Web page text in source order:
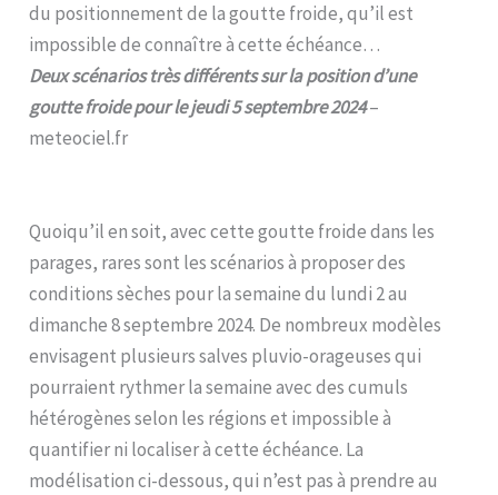
du positionnement de la goutte froide, qu’il est
impossible de connaître à cette échéance…
Deux scénarios très différents sur la position d’une
goutte froide pour le jeudi 5 septembre 2024–
meteociel.fr
Quoiqu’il en soit, avec cette goutte froide dans les
parages, rares sont les scénarios à proposer des
conditions sèches pour la semaine du lundi 2 au
dimanche 8 septembre 2024. De nombreux modèles
envisagent plusieurs salves pluvio-orageuses qui
pourraient rythmer la semaine avec des cumuls
hétérogènes selon les régions et impossible à
quantifier ni localiser à cette échéance. La
modélisation ci-dessous, qui n’est pas à prendre au